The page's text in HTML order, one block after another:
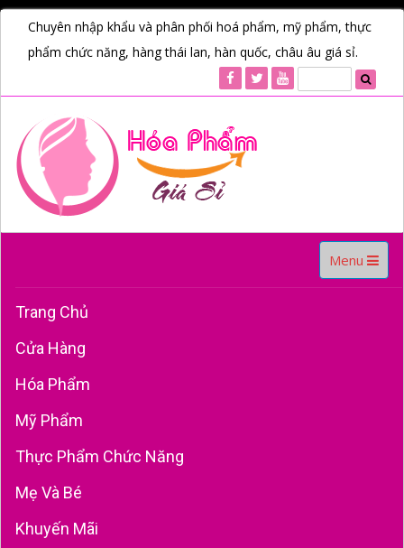
Chuyên nhập khẩu và phân phối hoá phẩm, mỹ phẩm, thực
phẩm chức năng, hàng thái lan, hàn quốc, châu âu giá sỉ.
Toggle
navigation
Menu
Trang Chủ
Cửa Hàng
Hóa Phẩm
Mỹ Phẩm
Thực Phẩm Chức Năng
Mẹ Và Bé
Khuyến Mãi